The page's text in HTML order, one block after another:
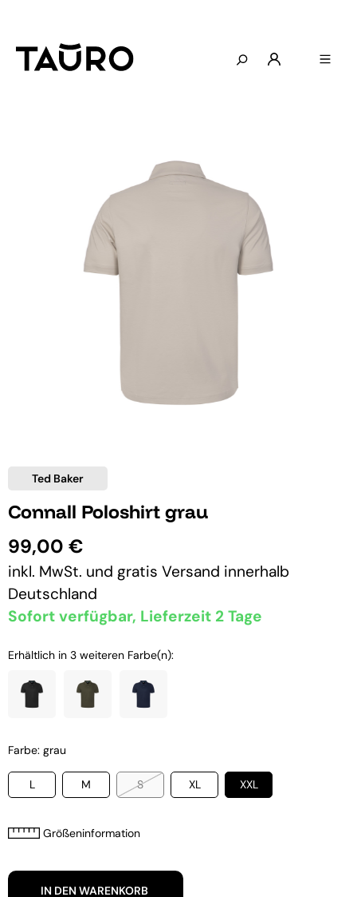
Ted Baker
Connall Poloshirt grau
99,00 €
inkl. MwSt. und gratis Versand innerhalb
Deutschland
Sofort verfügbar, Lieferzeit 2 Tage
Erhältlich in 3 weiteren Farbe(n):
Farbe: grau
L M S XL XXL
Größeninformation
IN DEN WARENKORB